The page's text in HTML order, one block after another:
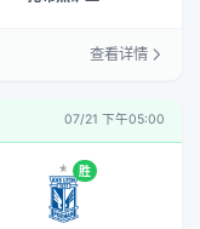
查看详情
07/21 下午05:00
胜